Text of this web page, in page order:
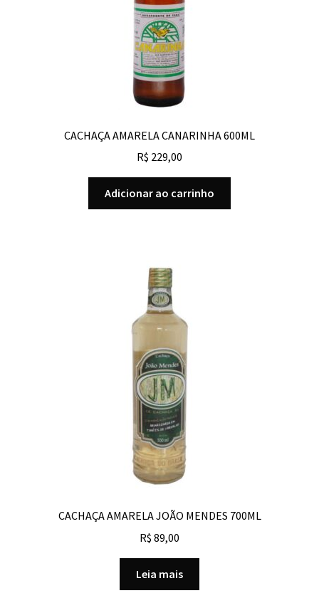
CACHAÇA AMARELA CANARINHA 600ML
R$ 229,00
Adicionar ao carrinho
CACHAÇA AMARELA JOÃO MENDES 700ML
R$ 89,00
Leia mais